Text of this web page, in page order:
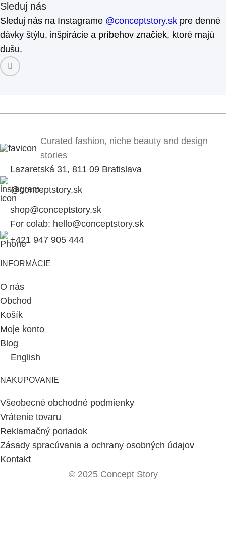
Sleduj nás
Sleduj nás na Instagrame @conceptstory.sk pre denné
dávky štýlu, inšpirácie a príbehov značiek, ktoré majú
dušu.
Curated fashion, niche beauty and design
stories
Lazaretská 31, 811 09 Bratislava
@conceptstory.sk
shop@conceptstory.sk
For colab: hello@conceptstory.sk
+421 947 905 444
INFORMÁCIE
O nás
Obchod
Košík
Moje konto
Blog
English
NAKUPOVANIE
Všeobecné obchodné podmienky
Vrátenie tovaru
Reklamačný poriadok
Zásady spracúvania a ochrany osobných údajov
Kontakt
© 2025 Concept Story